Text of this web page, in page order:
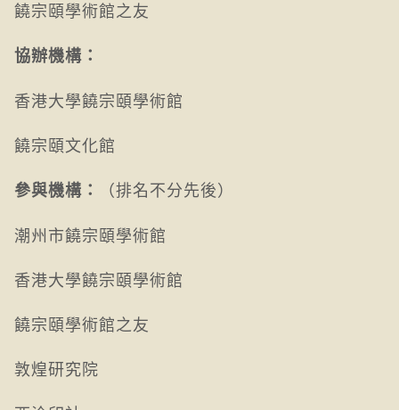
饒宗頤學術館之友
協辦機構：
香港大學饒宗頤學術館
饒宗頤文化館
參與機構：
（排名不分先後）
潮州市饒宗頤學術館
香港大學饒宗頤學術館
饒宗頤學術館之友
敦煌研究院